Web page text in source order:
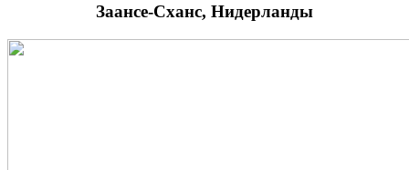
Заансе-Сханс, Нидерланды